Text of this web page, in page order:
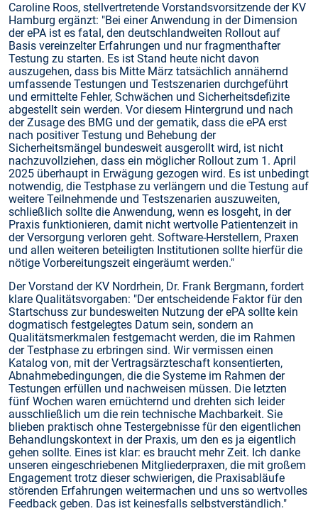
Caroline Roos, stellvertretende Vorstandsvorsitzende der KV
Hamburg ergänzt: "Bei einer Anwendung in der Dimension
der ePA ist es fatal, den deutschlandweiten Rollout auf
Basis vereinzelter Erfahrungen und nur fragmenthafter
Testung zu starten. Es ist Stand heute nicht davon
auszugehen, dass bis Mitte März tatsächlich annähernd
umfassende Testungen und Testszenarien durchgeführt
und ermittelte Fehler, Schwächen und Sicherheitsdefizite
abgestellt sein werden. Vor diesem Hintergrund und nach
der Zusage des BMG und der gematik, dass die ePA erst
nach positiver Testung und Behebung der
Sicherheitsmängel bundesweit ausgerollt wird, ist nicht
nachzuvollziehen, dass ein möglicher Rollout zum 1. April
2025 überhaupt in Erwägung gezogen wird. Es ist unbedingt
notwendig, die Testphase zu verlängern und die Testung auf
weitere Teilnehmende und Testszenarien auszuweiten,
schließlich sollte die Anwendung, wenn es losgeht, in der
Praxis funktionieren, damit nicht wertvolle Patientenzeit in
der Versorgung verloren geht. Software-Herstellern, Praxen
und allen weiteren beteiligten Institutionen sollte hierfür die
nötige Vorbereitungszeit eingeräumt werden."
Der Vorstand der KV Nordrhein, Dr. Frank Bergmann, fordert
klare Qualitätsvorgaben: "Der entscheidende Faktor für den
Startschuss zur bundesweiten Nutzung der ePA sollte kein
dogmatisch festgelegtes Datum sein, sondern an
Qualitätsmerkmalen festgemacht werden, die im Rahmen
der Testphase zu erbringen sind. Wir vermissen einen
Katalog von, mit der Vertragsärzteschaft konsentierten,
Abnahmebedingungen, die die Systeme im Rahmen der
Testungen erfüllen und nachweisen müssen. Die letzten
fünf Wochen waren ernüchternd und drehten sich leider
ausschließlich um die rein technische Machbarkeit. Sie
blieben praktisch ohne Testergebnisse für den eigentlichen
Behandlungskontext in der Praxis, um den es ja eigentlich
gehen sollte. Eines ist klar: es braucht mehr Zeit. Ich danke
unseren eingeschriebenen Mitgliederpraxen, die mit großem
Engagement trotz dieser schwierigen, die Praxisabläufe
störenden Erfahrungen weitermachen und uns so wertvolles
Feedback geben. Das ist keinesfalls selbstverständlich."